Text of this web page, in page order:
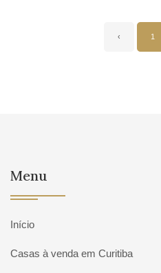
‹ 1
Menu
Início
Casas à venda em Curitiba